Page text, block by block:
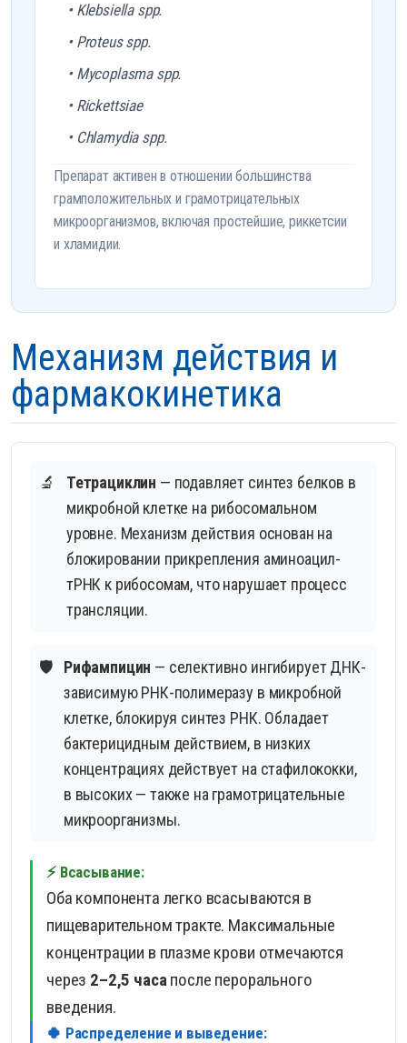
• Klebsiella spp.
• Proteus spp.
• Mycoplasma spp.
• Rickettsiae
• Chlamydia spp.
Препарат активен в отношении большинства
грамположительных и грамотрицательных
микроорганизмов, включая простейшие, риккетсии
и хламидии.
Механизм действия и
фармакокинетика
🔬 Тетрациклин — подавляет синтез белков в
микробной клетке на рибосомальном
уровне. Механизм действия основан на
блокировании прикрепления аминоацил-
тРНК к рибосомам, что нарушает процесс
трансляции.
🛡️ Рифампицин — селективно ингибирует ДНК-
зависимую РНК-полимеразу в микробной
клетке, блокируя синтез РНК. Обладает
бактерицидным действием, в низких
концентрациях действует на стафилококки,
в высоких — также на грамотрицательные
микроорганизмы.
⚡ Всасывание:
Оба компонента легко всасываются в
пищеварительном тракте. Максимальные
концентрации в плазме крови отмечаются
через 2–2,5 часапосле перорального
введения.
🍀 Распределение и выведение: